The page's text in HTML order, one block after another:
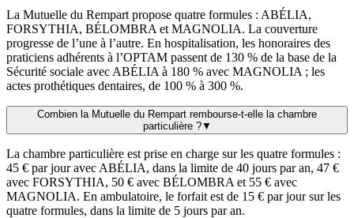
La Mutuelle du Rempart propose quatre formules : ABÉLIA,
FORSYTHIA, BÉLOMBRA et MAGNOLIA. La couverture
progresse de l’une à l’autre. En hospitalisation, les honoraires des
praticiens adhérents à l’OPTAM passent de 130 % de la base de la
Sécurité sociale avec ABÉLIA à 180 % avec MAGNOLIA ; les
actes prothétiques dentaires, de 100 % à 300 %.
Combien la Mutuelle du Rempart rembourse-t-elle la chambre
particulière ?▼
La chambre particulière est prise en charge sur les quatre formules :
45 € par jour avec ABÉLIA, dans la limite de 40 jours par an, 47 €
avec FORSYTHIA, 50 € avec BÉLOMBRA et 55 € avec
MAGNOLIA. En ambulatoire, le forfait est de 15 € par jour sur les
quatre formules, dans la limite de 5 jours par an.